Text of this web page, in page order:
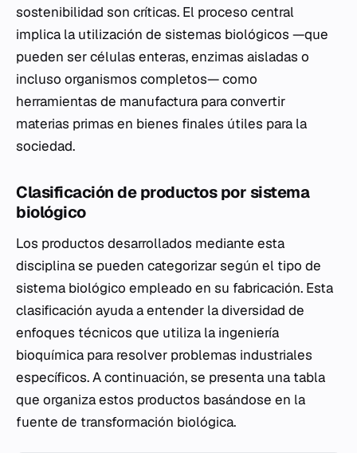
sostenibilidad son críticas. El proceso central
implica la utilización de sistemas biológicos —que
pueden ser células enteras, enzimas aisladas o
incluso organismos completos— como
herramientas de manufactura para convertir
materias primas en bienes finales útiles para la
sociedad.
Clasificación de productos por sistema
biológico
Los productos desarrollados mediante esta
disciplina se pueden categorizar según el tipo de
sistema biológico empleado en su fabricación. Esta
clasificación ayuda a entender la diversidad de
enfoques técnicos que utiliza la ingeniería
bioquímica para resolver problemas industriales
específicos. A continuación, se presenta una tabla
que organiza estos productos basándose en la
fuente de transformación biológica.